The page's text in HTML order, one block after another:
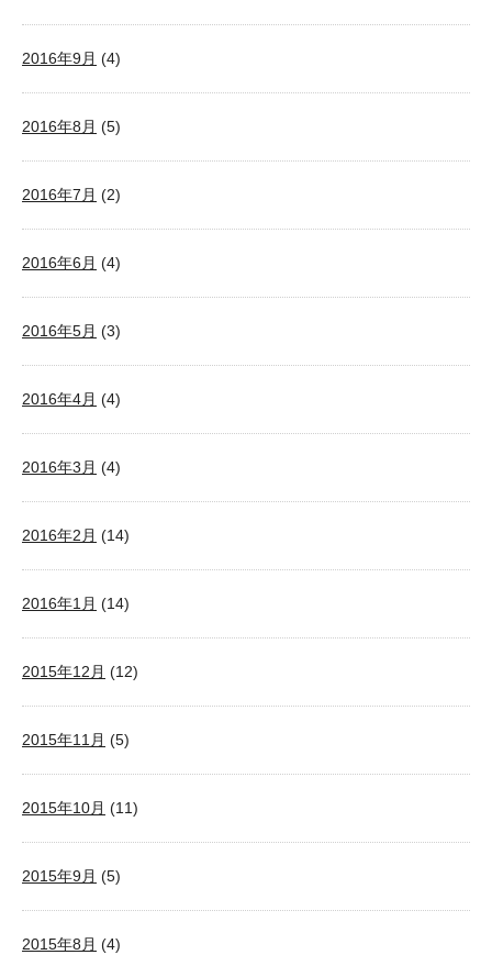
2016年9月 (4)
2016年8月 (5)
2016年7月 (2)
2016年6月 (4)
2016年5月 (3)
2016年4月 (4)
2016年3月 (4)
2016年2月 (14)
2016年1月 (14)
2015年12月 (12)
2015年11月 (5)
2015年10月 (11)
2015年9月 (5)
2015年8月 (4)